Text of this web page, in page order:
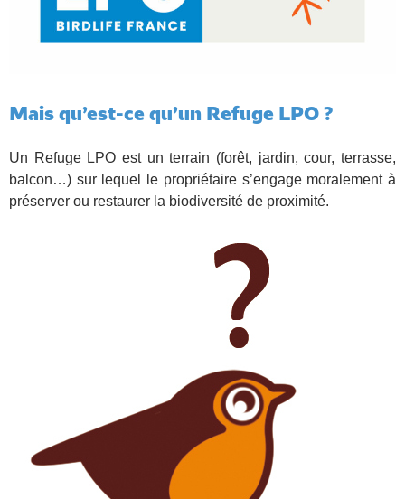
Mais qu’est-ce qu’un Refuge LPO ?
Un Refuge LPO est un terrain (forêt, jardin, cour, terrasse,
balcon…) sur lequel le propriétaire s’engage moralement à
préserver ou restaurer la biodiversité de proximité.